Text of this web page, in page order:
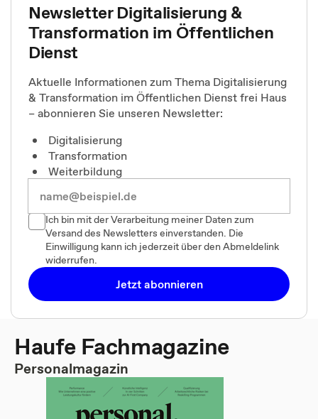
Newsletter Digitalisierung &
Transformation im Öffentlichen
Dienst
Aktuelle Informationen zum Thema Digitalisierung
& Transformation im Öffentlichen Dienst frei Haus
– abonnieren Sie unseren Newsletter:
Digitalisierung
Transformation
Weiterbildung
Ich bin mit der Verarbeitung meiner Daten zum
Versand des Newsletters einverstanden. Die
Einwilligung kann ich jederzeit über den Abmeldelink
widerrufen.
Jetzt abonnieren
Haufe Fachmagazine
Personalmagazin